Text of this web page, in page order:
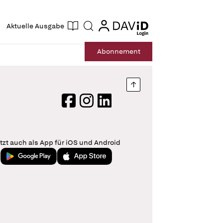
Aktuelle Ausgabe Suche login
login
Abonnement
Nach oben springen
FacebookInstagram
LinkedIn
auch als App für iOS und Android
Jetzt bei Google PlayLaden im App Store